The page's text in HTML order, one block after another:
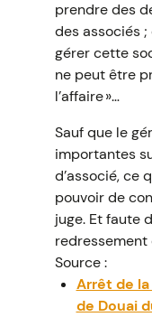
prendre des
des associés ;
gérer cette
ne peut être
l’affaire »…
Sauf que le
importantes
d’associé, ce
pouvoir de
juge. Et faute
redressement
Source :
Arrêt de
de Douai